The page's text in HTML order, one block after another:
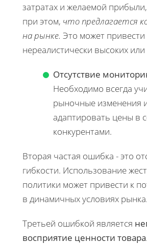
затратах и желаемой
при этом, что предлагается
на рынке. Это может привести
нереалистически высоких
Отсутствие
Необходимо всегда
рыночные изменения
адаптировать цены в
конкурентами.
Вторая частая ошибка - это
гибкости. Использование
политики может привести к
в динамичных условиях рынка.
Третьей ошибкой является
восприятие ценности товара